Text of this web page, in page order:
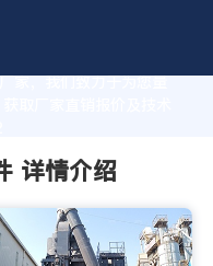
家，我们致力于为您量
取厂家直销报价及技术
详情介绍